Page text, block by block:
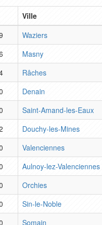
Ville
Waziers
Masny
Râches
Denain
Saint-Amand-les-Eaux
Douchy-les-Mines
Valenciennes
Aulnoy-lez-Valenciennes
Orchies
Sin-le-Noble
Somain